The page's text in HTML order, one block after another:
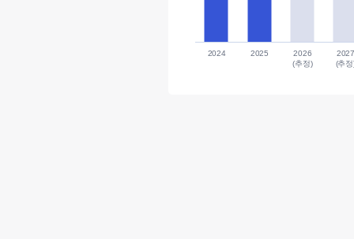
2024 2025
2026
(추정)
(추